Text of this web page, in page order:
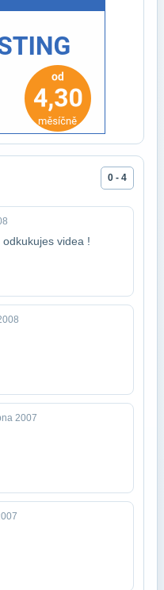
0 - 4
videa !
2007